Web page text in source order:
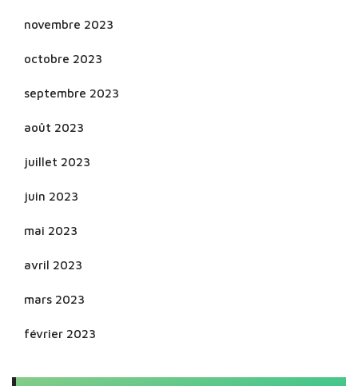
novembre 2023
octobre 2023
septembre 2023
août 2023
juillet 2023
juin 2023
mai 2023
avril 2023
mars 2023
février 2023